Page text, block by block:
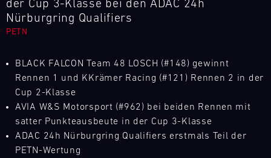
C
L
E
N
D
der Cup 3-Klasse bei den ADAC 24h
Nürburgring Qualifiers
PETN
BLACK FALCON Team 48 LOSCH (#148) gewinnt
Rennen 1 und KKrämer Racing (#121) Rennen 2 in der
Cup 2-Klasse
AVIA W&S Motorsport (#962) bei beiden Rennen mit
satter Punkteausbeute in der Cup 3-Klasse
ADAC 24h Nürburgring Qualifiers erstmals Teil der
PETN-Wertung